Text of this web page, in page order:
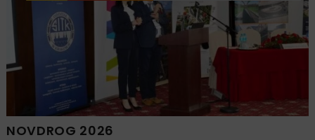
NOVDROG 2026